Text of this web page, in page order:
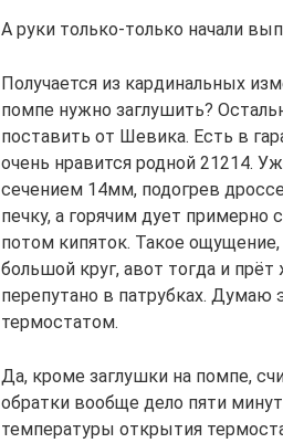
А руки только-только начали
Получается из кардинальных
помпе нужно заглушить?
поставить от Шевика. Есть в
очень нравится родной 21214.
сечением 14мм, подогрев
печку, а горячим дует примерно
потом кипяток. Такое
большой круг, авот тогда и
перепутано в патрубках.
термостатом.
Да, кроме заглушки на помпе,
обратки вообще дело пяти
температуры открытия